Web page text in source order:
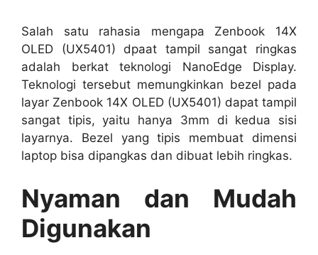
Salah satu rahasia mengapa Zenbook 14X
OLED (UX5401) dpaat tampil sangat ringkas
adalah berkat teknologi NanoEdge Display.
Teknologi tersebut memungkinkan bezel pada
layar Zenbook 14X OLED (UX5401) dapat tampil
sangat tipis, yaitu hanya 3mm di kedua sisi
layarnya. Bezel yang tipis membuat dimensi
laptop bisa dipangkas dan dibuat lebih ringkas.
Nyaman dan Mudah
Digunakan